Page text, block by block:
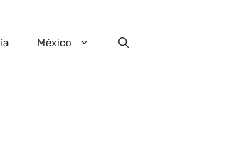
México